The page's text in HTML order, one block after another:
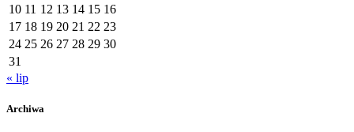
10 11 12 13 14 15 16
17 18 19 20 21 22 23
24 25 26 27 28 29 30
31
« lip
Archiwa